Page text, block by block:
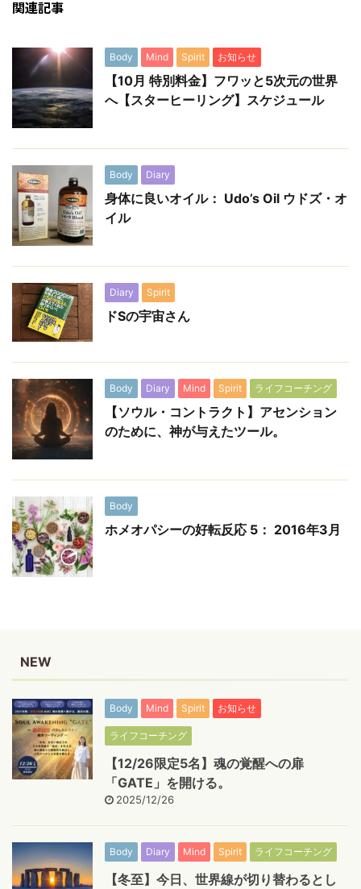
関連記事
Body Mind Spirit お知らせ
【10月 特別料金】フワッと5次元の世界
へ【スターヒーリング】スケジュール
Body Diary
身体に良いオイル： Udo’s Oil ウドズ・オ
イル
Diary Spirit
ドSの宇宙さん
Body Diary Mind Spirit ライフコーチング
【ソウル・コントラクト】アセンション
のために、神が与えたツール。
Body
ホメオパシーの好転反応 5： 2016年3月
NEW
Body Mind Spirit お知らせ
ライフコーチング
【12/26限定5名】魂の覚醒への扉
「GATE」を開ける。
2025/12/26
Body Diary Mind Spirit ライフコーチング
【冬至】今日、世界線が切り替わるとし